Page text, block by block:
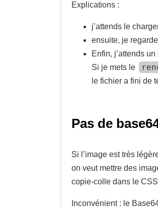
Explications :
j’attends le
ensuite, je
Enfin, j’attends
Si je mets le
le fichier a fini de
Pas de
Si l’image est très
on veut mettre des
copie-colle dans le
Inconvénient : le